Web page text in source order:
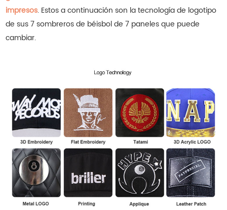
impresos. Estos a continuación son la tecnología de logotipo
de sus 7 sombreros de béisbol de 7 paneles que puede
cambiar.